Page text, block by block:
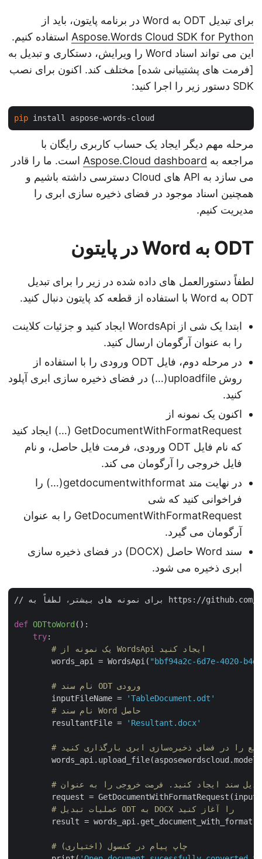
برای تبدیل ODT به Word در برنامه پایتون، باید از
Aspose.Words Cloud SDK for Pythonاستفاده کنیم.
این می تواند اسناد Word را ویرایش، دستکاری و تبدیل به
[فرمت های پشتیبانی شده] مختلف کند. اکنون برای نصب
SDK دستور زیر را اجرا کنید:
pip
مرحله مهم دیگر ایجاد یک حساب کاربری رایگان با
مراجعه بهAspose.Cloud dashboardاست. ما را قادر
می سازد به API های Cloud دسترسی داشته باشیم و
همچنین اسناد موجود در فضای ذخیره سازی ابری را
مدیریت کنیم.
ODT به Word در پایتون
لطفاً دستورالعمل های داده شده در زیر را برای تبدیل
ODT به Word با استفاده از قطعه کد پایتون دنبال کنید.
ابتدا یک شی از WordsApi ایجاد کنید و جزئیات کلاینت
را به عنوان آرگومان ارسال کنید.
در مرحله دوم، فایل ODT ورودی را با استفاده از
روش uploadfile(…) در فضای ذخیره سازی ابری آپلود
کنید.
اکنون یک نمونه از
GetDocumentWithFormatRequest (…) ایجاد کنید
که نام فایل ODT ورودی، فرمت فایل حاصل، و نام
فایل خروجی را آرگومان می کند.
در نهایت متد getdocumentwithformat(…) را
فراخوانی کنید که شی
GetDocumentWithFormatRequest را به عنوان
آرگومان می گیرد.
سند Word حاصل (DOCX) در فضای ذخیره سازی
ابری ذخیره می شود.
// برای نمونه های بیشتر، لطفاً به https://github.com/aspose-words-cloud/aspose-words-cloud-python مراجعه کنید
def ODTtoWord ():
try
# یک نمونه از WordsApi ایجاد کنید
        words_api = WordsApi(
"bbf94a2c-6d7e-4020-
# نام سند ODT ورودی
        inputFileName =
'TableDocument.odt'
# نام سند Word حاصل
        resultantFile =
'Resultant.docx'
ذخیره‌سازی ابری بارگذاری کنید
request =
# عملیات تبدیل ODT به DOCX را آغاز کنید
result =
# چاپ پیام در کنسول (اختیاری)